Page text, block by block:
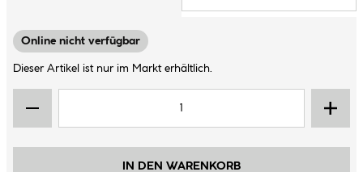
Online nicht verfügbar
Dieser Artikel ist nur im Markt erhältlich.
IN DEN WARENKORB